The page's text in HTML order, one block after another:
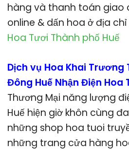
hàng và thanh toán giao
online & dấn hoa ở địa
Hoa Tươi Thành phố Huế
Dịch vụ Hoa Khai Trương
Đông Huế Nhận Điện Hoa
Thương Mại năng lượng
Huế hiện giờ khôn cùng
những shop hoa tuoi
những trang cửa hàng